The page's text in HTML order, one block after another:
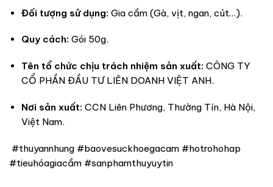
Đối tượng sử dụng: Gia cầm (Gà, vịt, ngan, cút…).
Quy cách: Gói 50g.
Tên tổ chức chịu trách nhiệm sản xuất: CÔNG TY
CỔ PHẦN ĐẦU TƯ LIÊN DOANH VIỆT ANH.
Nơi sản xuất: CCN Liên Phương, Thường Tín, Hà Nội,
Việt Nam.
#thuyannhung #baovesuckhoegacam #hotrohohap
#tieuhóagiacầm #sanphamthuyuytin